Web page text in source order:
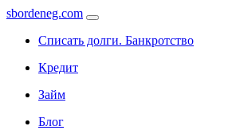
sbordeneg.com
Списать долги. Банкротство
Кредит
Займ
Блог